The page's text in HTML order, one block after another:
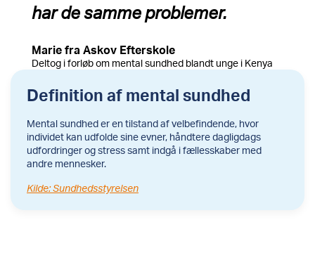
har de samme problemer.
Marie fra Askov Efterskole
Deltog i forløb om mental sundhed blandt unge i Kenya
Definition af mental sundhed
Mental sundhed er en tilstand af velbefindende, hvor
individet kan udfolde sine evner, håndtere dagligdags
udfordringer og stress samt indgå i fællesskaber med
andre mennesker.
Kilde: Sundhedsstyrelsen